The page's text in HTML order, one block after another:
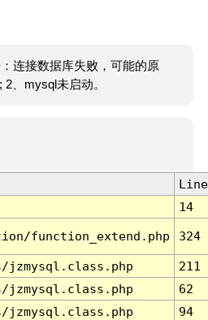
连接数据库失败，可能的原
、mysql未启动。
Line
14
function_extend.php 324
jzmysql.class.php
211
jzmysql.class.php
62
jzmysql.class.php
94